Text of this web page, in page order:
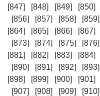
[847]
[848] [849] [850]
[856]
[857] [858] [859]
[864]
[865] [866] [867]
[873]
[874] [875] [876]
[881]
[882] [883] [884]
[890]
[891] [892] [893]
[898]
[899] [900] [901]
[907]
[908] [909] [910]